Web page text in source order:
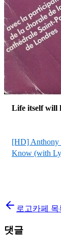
Life itself will
[HD] Anthony
Know (with
로고카페 목
댓글